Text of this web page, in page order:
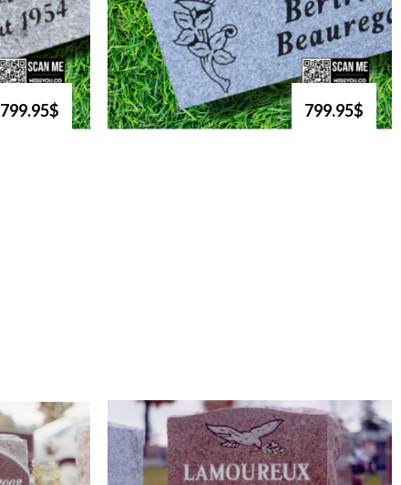
799.95$ 799.95$